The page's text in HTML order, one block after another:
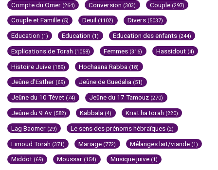
Compte du Omer (264) Conversion (303) Couple (297)
Couple et Famille (5) Deuil (1102) Divers (5037)
Education (1) Education (1) Education des enfants (244)
Explications de Torah (1058) Femmes (316) Hassidout (4)
Histoire Juive (189) Hochaana Rabba (18)
Jeûne d'Esther (69) Jeûne de Guedalia (51)
Jeûne du 10 Tévet (74) Jeûne du 17 Tamouz (270)
Jeûne du 9 Av (582) Kabbala (4) Kriat haTorah (220)
Lag Baomer (29) Le sens des prénoms hébraïques (2)
Limoud Torah (371) Mariage (772) Mélanges lait/viande (1)
Middot (69) Moussar (154) Musique juive (1)